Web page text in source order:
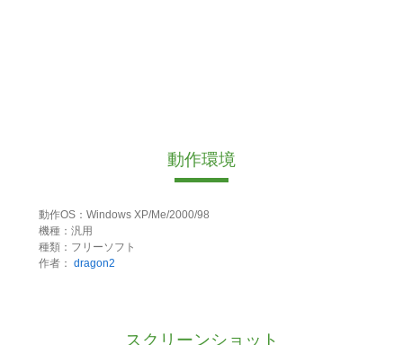
動作環境
動作OS：Windows XP/Me/2000/98
機種：汎用
種類：フリーソフト
作者： dragon2
スクリーンショット